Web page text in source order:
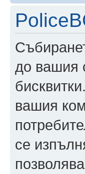
до вашия
вашия
се